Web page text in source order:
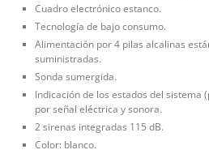
Cuadro electrónico estanco.
Tecnología de bajo consumo.
Alimentación por 4 pilas alcalinas
suministradas.
Sonda sumergida.
Indicación de los estados del sistema
por señal eléctrica y sonora.
2 sirenas integradas 115 dB.
Color: blanco.